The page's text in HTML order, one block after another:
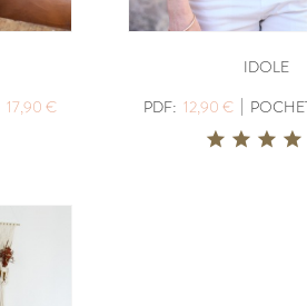
PDF:
ABSOLU
17,90 €
IDOLE
PDF: 12,90 €|